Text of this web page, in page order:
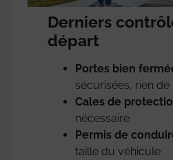
Derniers
départ
Portes bien
sécurisées, rien
Cales de
nécessaire
Permis de
taille du véhicule